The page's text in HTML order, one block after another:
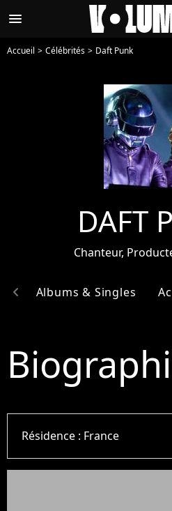
menu
Accueil Célébrités Daft Punk
DAFT
Chanteur,
Albums & Singles
chevron_left
Résidence : France